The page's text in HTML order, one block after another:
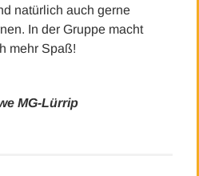
natürlich auch gerne
In der Gruppe macht
mehr Spaß!
MG-Lürrip